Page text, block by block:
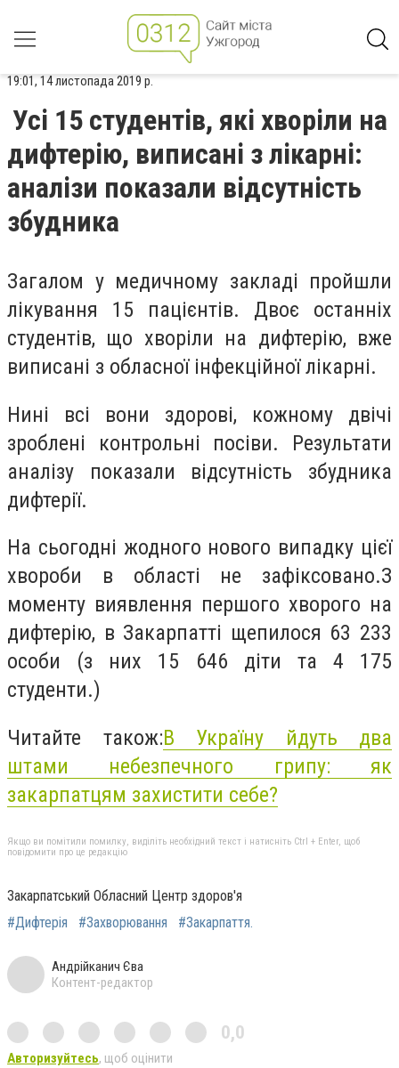
19:01, 14 листопада 2019 р.
Усі 15 студентів, які хворіли на
дифтерію, виписані з лікарні:
аналізи показали відсутність
збудника
Загалом у медичному закладі пройшли
лікування 15 пацієнтів. Двоє останніх
студентів, що хворіли на дифтерію, вже
виписані з обласної інфекційної лікарні.
Нині всі вони здорові, кожному двічі
зроблені контрольні посіви. Результати
аналізу показали відсутність збудника
дифтерії.
На сьогодні жодного нового випадку цієї
хвороби в області не зафіксовано.З
моменту виявлення першого хворого на
дифтерію, в Закарпатті щепилося 63 233
особи (з них 15 646 діти та 4 175
студенти.)
Читайте також:В Україну йдуть два
штами небезпечного грипу: як
закарпатцям захистити себе?
Якщо ви помітили помилку, виділіть необхідний текст і натисніть Ctrl + Enter, щоб
повідомити про це редакцію
Закарпатський Обласний Центр здоров'я
#Дифтерія
#Захворювання #Закарпаття.
Андрійканич Єва
Контент-редактор
0,0
Авторизуйтесь, щоб оцінити